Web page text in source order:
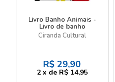
Livro Banho Animais -
Livro de banho
Ciranda Cultural
R$ 29,90
2 x de R$ 14,95